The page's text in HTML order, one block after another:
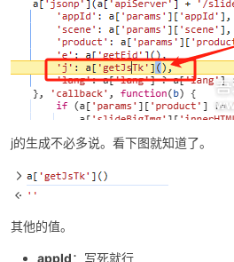
j的生成不必多说。看下图就知道了。
其他的值。
appId：写死就行